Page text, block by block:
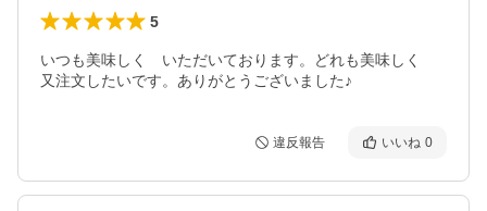
5
いつも美味しく　いただいております。どれも美味しく
又注文したいです。ありがとうございました♪
違反報告 いいね 0